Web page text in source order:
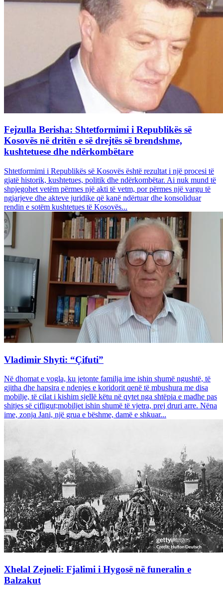
Fejzulla Berisha: Shtetformimi i Republikës së
Kosovës në dritën e së drejtës së brendshme,
kushtetuese dhe ndërkombëtare
Shtetformimi i Republikës së Kosovës është rezultat i një procesi të
gjatë historik, kushtetues, politik dhe ndërkombëtar. Ai nuk mund të
shpjegohet vetëm përmes një akti të vetm, por përmes një vargu të
ngjarjeve dhe akteve juridike që kanë ndërtuar dhe konsoliduar
rendin e sotëm kushtetues të Kosovës...
Vladimir Shyti: “Çifuti”
Në dhomat e vogla, ku jetonte familja ime ishin shumë ngushtë, të
gjitha dhe hapsira e ndenjes e koridorit qenë të mbushura me disa
mobilje, të cilat i kishim sjellë këtu në qytet nga shtëpia e madhe pas
shitjes së çifligut;mobiljet ishin shumë të vjetra, prej druri arre. Nëna
ime, zonja Jani, një grua e bëshme, damë e shkuar...
Xhelal Zejneli: Fjalimi i Hygosë në funeralin e
Balzakut